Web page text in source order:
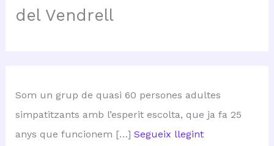
del Vendrell
Som un grup de quasi 60 persones adultes
simpatitzants amb l’esperit escolta, que ja fa 25
anys que funcionem […] Segueix llegint